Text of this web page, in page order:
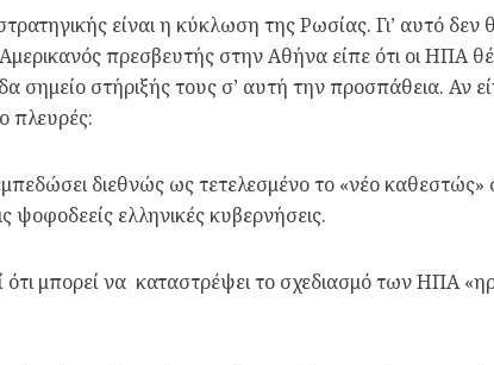
είναι η κύκλωση της Ρωσίας. Γι’ αυτό
πρεσβευτής στην Αθήνα είπε ότι οι ΗΠΑ
σημείο στήριξής τους σ’ αυτή την προσπάθεια. Αν
πλευρές:
διεθνώς ως τετελεσμένο το «νέο καθεστώς»
ψοφοδεείς ελληνικές κυβερνήσεις.
ότι μπορεί να καταστρέψει το σχεδιασμό των ΗΠΑ